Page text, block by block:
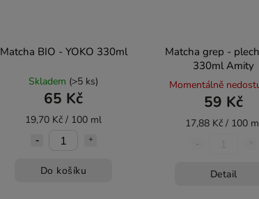
Matcha BIO - YOKO 330ml
Skladem (>5 ks)
65 Kč
19,70 Kč / 100 ml
Do košíku
Matcha grep -
330ml Amity
Momentálně
59 Kč
17,88 Kč / 100
Detail